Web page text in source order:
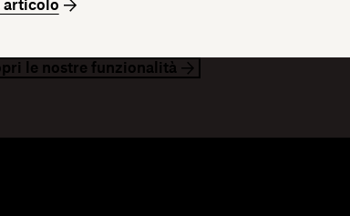
articolo
le nostre funzionalità